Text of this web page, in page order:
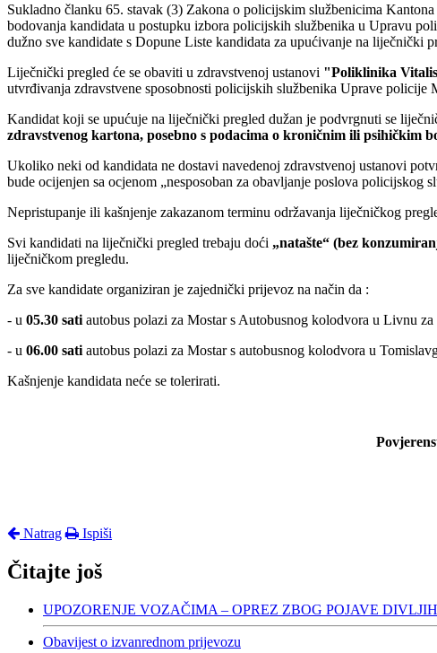
Sukladno članku 65. stavak (3) Zakona o policijskim službenicima
bodovanja kandidata u postupku izbora policijskih službenika u Upravu
dužno sve kandidate s Dopune Liste kandidata za upućivanje na liječnički
Liječnički pregled će se obaviti u zdravstvenoj ustanovi "Poliklinika
utvrđivanja zdravstvene sposobnosti policijskih službenika Uprave policije
Kandidat koji se upućuje na liječnički pregled dužan je podvrgnuti se
zdravstvenog kartona, posebno s podacima o kroničnim ili psihičkim
Ukoliko neki od kandidata ne dostavi navedenoj zdravstvenoj ustanovi
bude ocijenjen sa ocjenom „nesposoban za obavljanje poslova policijskog
Nepristupanje ili kašnjenje zakazanom terminu održavanja liječničkog
Svi kandidati na liječnički pregled trebaju doći „natašte“ (bez
liječničkom pregledu.
Za sve kandidate organiziran je zajednički prijevoz na način da :
- u 05.30 sati autobus polazi za Mostar s Autobusnog kolodvora u Livnu
- u 06.00 sati autobus polazi za Mostar s autobusnog kolodvora u
Kašnjenje kandidata neće se tolerirati.
Natrag Ispiši
Čitajte još
UPOZORENJE VOZAČIMA – OPREZ ZBOG POJAVE
Obavijest o izvanrednom prijevozu